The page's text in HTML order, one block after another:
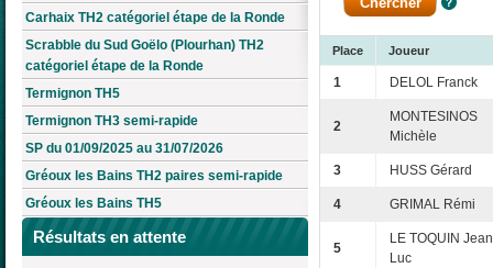
Carhaix TH2 catégoriel étape de la Ronde
Scrabble du Sud Goëlo (Plourhan) TH2
catégoriel étape de la Ronde
Termignon TH5
Termignon TH3 semi-rapide
SP du 01/09/2025 au 31/07/2026
Gréoux les Bains TH2 paires semi-rapide
Gréoux les Bains TH5
Résultats en attente
Place Joueur
1 DELOL Franck
2
MONTESINOS
Michèle
3 HUSS Gérard
4 GRIMAL Rémi
5
LE TOQUIN
Luc